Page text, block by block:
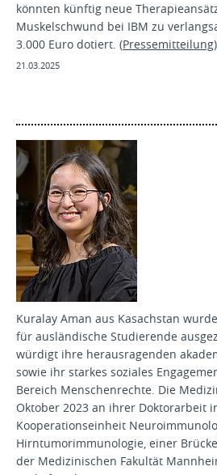
könnten künftig neue
Muskelschwund bei IBM zu
3.000 Euro dotiert. (Pressemitteilung)
21.03.2025
Kuralay Aman aus Kasachstan
für ausländische Studierende
würdigt ihre herausragenden
sowie ihr starkes soziales
Bereich Menschenrechte. Die
Oktober 2023 an ihrer Doktorarbeit
Kooperationseinheit
Hirntumorimmunologie, einer
der Medizinischen Fakultät